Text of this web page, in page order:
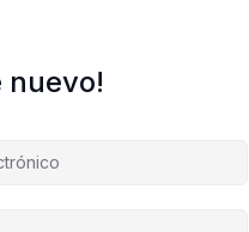
nuevo!